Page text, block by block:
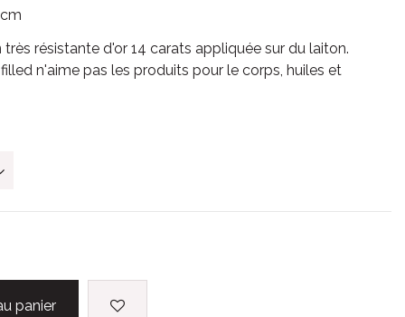
résistante d'or 14 carats appliquée sur du laiton.
n'aime pas les produits pour le corps, huiles et
panier